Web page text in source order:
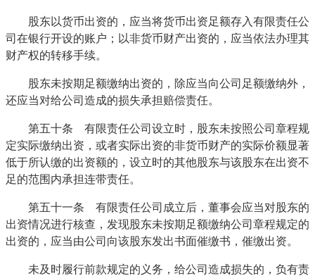
股东以货币出资的，应当将货币出资足额存入有限责任公
司在银行开设的账户；以非货币财产出资的，应当依法办理其
财产权的转移手续。
股东未按期足额缴纳出资的，除应当向公司足额缴纳外，
还应当对给公司造成的损失承担赔偿责任。
第五十条 有限责任公司设立时，股东未按照公司章程规
定实际缴纳出资，或者实际出资的非货币财产的实际价额显著
低于所认缴的出资额的，设立时的其他股东与该股东在出资不
足的范围内承担连带责任。
第五十一条 有限责任公司成立后，董事会应当对股东的
出资情况进行核查，发现股东未按期足额缴纳公司章程规定的
出资的，应当由公司向该股东发出书面催缴书，催缴出资。
未及时履行前款规定的义务，给公司造成损失的，负有责